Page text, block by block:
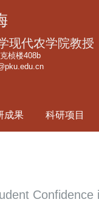
到
内
现代农学院教授
桢楼408b
成果 科研项目
Confidence